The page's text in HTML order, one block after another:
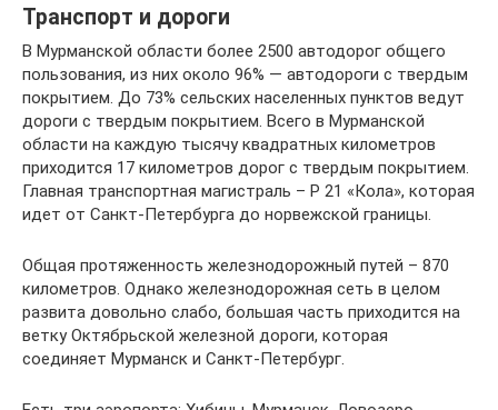
Транспорт и дороги
В Мурманской области более 2500 автодорог общего
пользования, из них около 96% — автодороги с твердым
покрытием. До 73% сельских населенных пунктов ведут
дороги с твердым покрытием. Всего в Мурманской
области на каждую тысячу квадратных километров
приходится 17 километров дорог с твердым покрытием.
Главная транспортная магистраль – Р 21 «Кола», которая
идет от Санкт-Петербурга до норвежской границы.
Общая протяженность железнодорожный путей – 870
километров. Однако железнодорожная сеть в целом
развита довольно слабо, большая часть приходится на
ветку Октябрьской железной дороги, которая
соединяет Мурманск и Санкт-Петербург.